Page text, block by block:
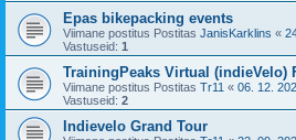
Epas bikepacking events
Viimane postitus Postitas JanisKarklins «
Vastuseid: 1
TrainingPeaks Virtual (indieVelo)
Viimane postitus Postitas Tr11 « 06. 12.
Vastuseid: 2
Indievelo Grand Tour